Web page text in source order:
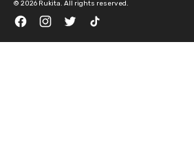
© 2026 Rukita. All rights reserved.
FacebookInstagramTwitter TikTok